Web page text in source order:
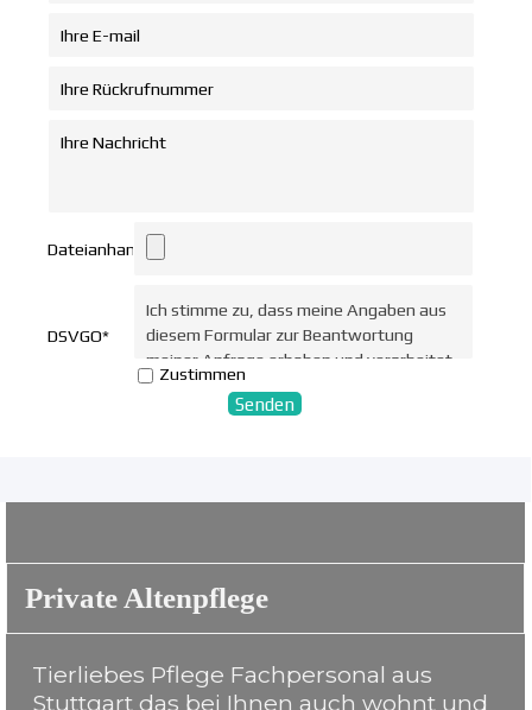
Dateianhang
DSVGO*
Ich stimme zu, dass meine Angaben aus
diesem Formular zur Beantwortung
meiner Anfrage erhoben und verarbeitet
werden.
Zustimmen
Private Altenpflege
Tierliebes Pflege Fachpersonal aus
Stuttgart das bei Ihnen auch wohnt und